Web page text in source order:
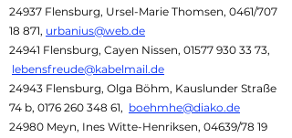
24937 Flensburg, Ursel-Marie Thomsen, 0461/707
18 871, urbanius@web.de
24941 Flensburg, Cayen Nissen, 01577 930 33 73,
lebensfreude@kabelmail.de
24943 Flensburg, Olga Böhm, Kauslunder Straße
74 b, 0176 260 348 61, boehmhe@diako.de
24980 Meyn, Ines Witte-Henriksen, 04639/78 19